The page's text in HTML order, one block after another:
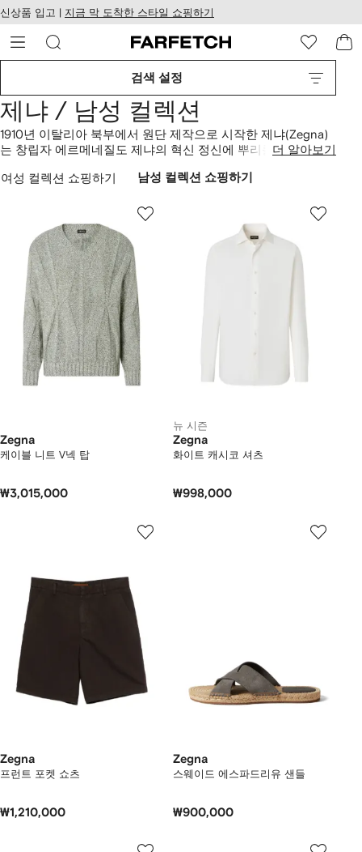
츠
건
너
기
치
웹
접
신상품 입고 | 지금 막 도착한 스타일 쇼핑하기
검색 설정
제냐 / 남성 컬렉션
1910년 이탈리아 북부에서 원단 제작으로 시작한 제냐(Zegna)
는 창립자 에르메네질도 제냐의 혁신 정신에 뿌리를 두고 있어
휘 아래 오랜 역사와 동시대의 스타일을 자연스럽게 조화한 컬
부터 정제된 디자인의
, 훌륭한 만듦새
가 돋보이는 넥타이와 벨트 등
까지 브랜드의 명성을
경험해 보세요.
더 알아보기
여성 컬렉션 쇼핑하기 남성 컬렉션 쇼핑하기
Zegna
케이블 니트 V넥 탑
₩3,015,000
뉴 시즌
Zegna
화이트 캐시코 셔츠
₩998,000
Zegna
프런트 포켓 쇼츠
₩1,210,000
Zegna
스웨이드 에스파드리유 샌들
₩900,000